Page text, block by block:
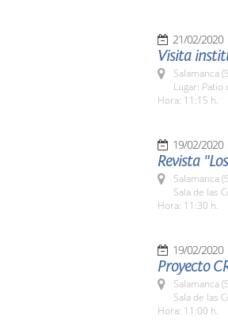
21/02/2020
Visita
Salamanca
Lugar: Patio
Hora: 11:15 h.
19/02/2020
Revista
Salamanca
Sala de las
Hora: 11:30 h.
19/02/2020
Proyecto
Salamanca
Sala de las
Hora: 11:00 h.